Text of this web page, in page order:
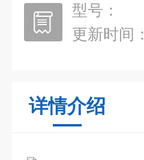
型号：
更新时间：
详情介绍